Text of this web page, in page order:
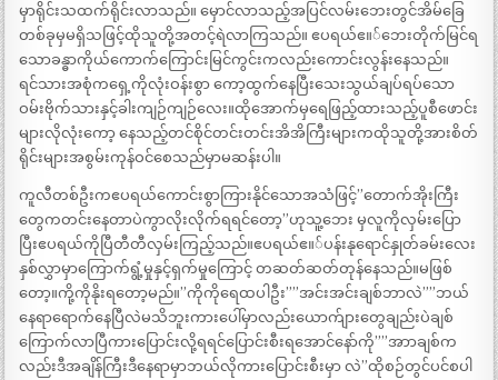
မှာရိုင်းသထက်ရိုင်းလာသည်။ မှောင်လာသည့်အပြင်လမ်းဘေးတွင်အိမ်ခြေ
တစ်ခုမှမရှိသဖြင့်ထိုသူတို့အတင့်ရဲလာကြသည်။ ဧပရယ်ဧ။်ဘေးတိုက်မြင်ရ
သောခန္ဓာကိုယ်ကောက်ကြောင်းမြင်ကွင်းကလည်းကောင်းလွန်းနေသည်။
ရင်သားအစုံကရှေ့ကိုလုံးဝန်းစွာ ကော့ထွက်နေပြီးသေးသွယ်ချပ်ရပ်သော
ဝမ်းဗိုက်သားနှင့်ခါးကျဉ်ကျဉ်လေး။ထိုအောက်မှရေဖြည့်ထားသည့်ပူစီဖောင်း
များလိုလုံးကော့ နေသည့်တင်စိုင်တင်းတင်းအိအိကြီးများကထိုသူတို့အားစိတ်
ရိုင်းများအစွမ်းကုန်ဝင်စေသည်မှာမဆန်းပါ။
ကူလီတစ်ဦးကဧပရယ်ကောင်းစွာကြားနိုင်သောအသံဖြင့်”တောက်အိုးကြီး
တွေကတင်းနေတာပဲကွာလိုးလိုက်ရရင်တော့”ဟုသူ့ဘေး မှလူကိုလှမ်းပြော
ပြီးဧပရယ်ကိုပြီတီတီလှမ်းကြည့်သည်။ဧပရယ်ဧ။်ပန်းနုရောင်နှုတ်ခမ်းလေး
နှစ်လွှာမှာကြောက်ရွံ့မှုနှင့်ရှက်မှုကြောင့် တဆတ်ဆတ်တုန်နေသည်။မဖြစ်
တော့။ကို့ကိုနိုးရတော့မည်။”ကိုကိုရေထပါဦး””အင်းအင်းချစ်ဘာလဲ””ဘယ်
နေရာရောက်နေပြီလဲမသိဘူးကားပေါ်မှာလည်းယောက်ျားတွေချည်းပဲချစ်
ကြောက်လာပြီကားပြောင်းလို့ရရင်ပြောင်းစီးရအောင်နော်ကို””အာာချစ်က
လည်းဒီအချိန်ကြီးဒီနေရာမှာဘယ်လိုကားပြောင်းစီးမှာ လဲ”ထိုစဉ်တွင်ပင်စပါ